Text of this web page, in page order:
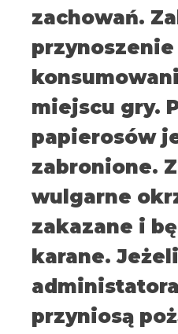
zachowań.
przynoszenie
miejscu gry.
papierosów
zabronione.
wulgarne
zakazane i
karane.
przyniosą